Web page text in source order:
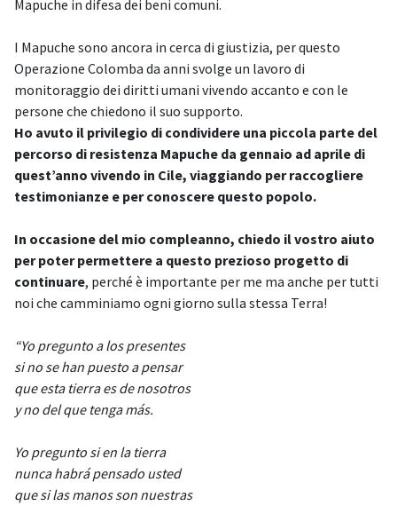
Mapuche in difesa dei beni comuni.
I Mapuche sono ancora in cerca di giustizia, per questo
Operazione Colomba da anni svolge un lavoro di
monitoraggio dei diritti umani vivendo accanto e con le
persone che chiedono il suo supporto.
Ho avuto il privilegio di condividere una piccola parte del
percorso di resistenza Mapuche da gennaio ad aprile di
quest’anno vivendo in Cile, viaggiando per raccogliere
testimonianze e per conoscere questo popolo.
In occasione del mio compleanno, chiedo il vostro aiuto
per poter permettere a questo prezioso progetto di
continuare, perché è importante per me ma anche per tutti
noi che camminiamo ogni giorno sulla stessa Terra!
“Yo pregunto a los presentes
si no se han puesto a pensar
que esta tierra es de nosotros
y no del que tenga más.
Yo pregunto si en la tierra
nunca habrá pensado usted
que si las manos son nuestras